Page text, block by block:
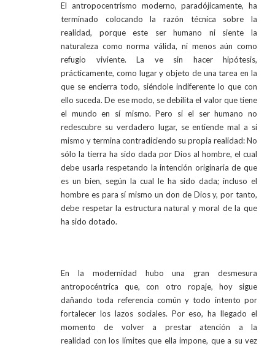
El antropocentrismo moderno, paradójicamente, ha
terminado colocando la razón técnica sobre la
realidad, porque este ser humano ni siente la
naturaleza como norma válida, ni menos aún como
refugio viviente. La ve sin hacer hipótesis,
prácticamente, como lugar y objeto de una tarea en la
que se encierra todo, siéndole indiferente lo que con
ello suceda. De ese modo, se debilita el valor que tiene
el mundo en sí mismo. Pero si el ser humano no
redescubre su verdadero lugar, se entiende mal a sí
mismo y termina contradiciendo su propia realidad: No
sólo la tierra ha sido dada por Dios al hombre, el cual
debe usarla respetando la intención originaria de que
es un bien, según la cual le ha sido dada; incluso el
hombre es para sí mismo un don de Dios y, por tanto,
debe respetar la estructura natural y moral de la que
ha sido dotado.
En la modernidad hubo una gran desmesura
antropocéntrica que, con otro ropaje, hoy sigue
dañando toda referencia común y todo intento por
fortalecer los lazos sociales. Por eso, ha llegado el
momento de volver a prestar atención a la
realidad con los límites que ella impone, que a su vez